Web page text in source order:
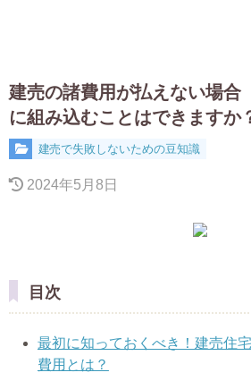
建売の諸費用が払えない場合
に組み込むことはできますか
建売で失敗しないための豆知識
2024年5月8日
目次
最初に知っておくべき！建売住
費用とは？